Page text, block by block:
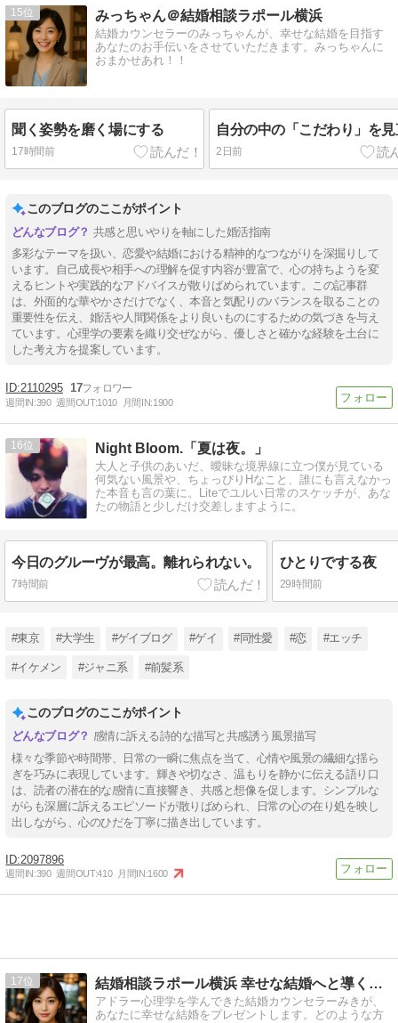
15 みっちゃん＠結婚相談ラポール横浜
結婚カウンセラーのみっちゃんが、幸せな結婚を目指す
あなたのお手伝いをさせていただきます。みっちゃんに
おまかせあれ！！
聞く姿勢を磨く場にする
17時間前
自分の中の「こだわり」を
2日前
このブログのここがポイント
共感と思いやりを軸にした婚活指南
多彩なテーマを扱い、恋愛や結婚における精神的なつながりを深掘りして
います。自己成長や相手への理解を促す内容が豊富で、心の持ちようを変
えるヒントや実践的なアドバイスが散りばめられています。この記事群
は、外面的な華やかさだけでなく、本音と気配りのバランスを取ることの
重要性を伝え、婚活や人間関係をより良いものにするための気づきを与え
ています。心理学の要素を織り交ぜながら、優しさと確かな経験を土台に
した考え方を提案しています。
2110295 17
週間IN:390 週間OUT:1010 月間IN:1900
16 Night Bloom.「夏は夜。」
大人と子供のあいだ、曖昧な境界線に立つ僕が見ている
何気ない風景や、ちょっぴりHなこと、誰にも言えなかっ
た本音も言の葉に。Liteでユルい日常のスケッチが、あな
たの物語と少しだけ交差しますように。
今日のグルーヴが最高。離れられない。
7時間前
ひとりでする夜
29時間前
#東京 #大学生 #ゲイブログ #ゲイ #同性愛 #恋 #エッチ
#イケメン #ジャニ系 #前髪系
このブログのここがポイント
感情に訴える詩的な描写と共感誘う風景描写
様々な季節や時間帯、日常の一瞬に焦点を当て、心情や風景の繊細な揺ら
ぎを巧みに表現しています。輝きや切なさ、温もりを静かに伝える語り口
は、読者の潜在的な感情に直接響き、共感と想像を促します。シンプルな
がらも深層に訴えるエピソードが散りばめられ、日常の心の在り処を映し
出しながら、心のひだを丁寧に描き出しています。
2097896
週間IN:390 週間OUT:410 月間IN:1600
17 結婚相談ラポール横浜 幸せな結婚へと導くお手伝いをいたします
アドラー心理学を学んできた結婚カウンセラーみきが、
あなたに幸せな結婚をプレゼントします。どのような方